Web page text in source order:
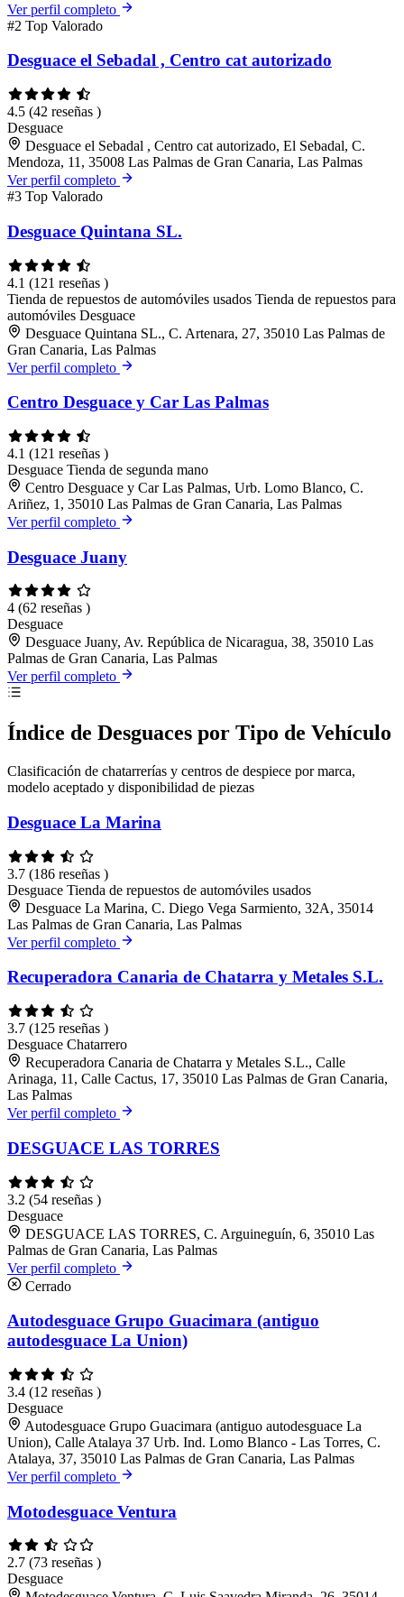
Ver perfil completo
#2 Top Valorado
Desguace el Sebadal , Centro cat autorizado
4.5 (42 reseñas )
Desguace
Desguace el Sebadal , Centro cat autorizado, El Sebadal, C.
Mendoza, 11, 35008 Las Palmas de Gran Canaria, Las Palmas
Ver perfil completo
#3 Top Valorado
Desguace Quintana SL.
4.1 (121 reseñas )
Tienda de repuestos de automóviles usados Tienda de repuestos para
automóviles Desguace
Desguace Quintana SL., C. Artenara, 27, 35010 Las Palmas de
Gran Canaria, Las Palmas
Ver perfil completo
Centro Desguace y Car Las Palmas
4.1 (121 reseñas )
Desguace Tienda de segunda mano
Centro Desguace y Car Las Palmas, Urb. Lomo Blanco, C.
Ariñez, 1, 35010 Las Palmas de Gran Canaria, Las Palmas
Ver perfil completo
Desguace Juany
4 (62 reseñas )
Desguace
Desguace Juany, Av. República de Nicaragua, 38, 35010 Las
Palmas de Gran Canaria, Las Palmas
Ver perfil completo
Índice de Desguaces por Tipo de Vehículo
Clasificación de chatarrerías y centros de despiece por marca,
modelo aceptado y disponibilidad de piezas
Desguace La Marina
3.7 (186 reseñas )
Desguace Tienda de repuestos de automóviles usados
Desguace La Marina, C. Diego Vega Sarmiento, 32A, 35014
Las Palmas de Gran Canaria, Las Palmas
Ver perfil completo
Recuperadora Canaria de Chatarra y Metales S.L.
3.7 (125 reseñas )
Desguace Chatarrero
Recuperadora Canaria de Chatarra y Metales S.L., Calle
Arinaga, 11, Calle Cactus, 17, 35010 Las Palmas de Gran Canaria,
Las Palmas
Ver perfil completo
DESGUACE LAS TORRES
3.2 (54 reseñas )
Desguace
DESGUACE LAS TORRES, C. Arguineguín, 6, 35010 Las
Palmas de Gran Canaria, Las Palmas
Ver perfil completo
Cerrado
Autodesguace Grupo Guacimara (antiguo
autodesguace La Union)
3.4 (12 reseñas )
Desguace
Autodesguace Grupo Guacimara (antiguo autodesguace La
Union), Calle Atalaya 37 Urb. Ind. Lomo Blanco - Las Torres, C.
Atalaya, 37, 35010 Las Palmas de Gran Canaria, Las Palmas
Ver perfil completo
Motodesguace Ventura
2.7 (73 reseñas )
Desguace